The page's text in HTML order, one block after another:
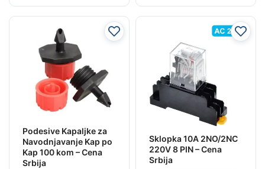
Podesive Kapaljke za
Navodnjavanje Kap po
Kap 100 kom – Cena
Srbija
Sklopka 10A 2NO/2NC
220V 8 PIN – Cena
Srbija